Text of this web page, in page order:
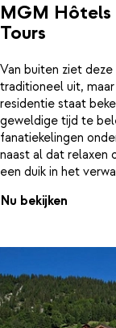
MGM Hôtels
Tours
Van buiten ziet
traditioneel uit,
residentie staat
geweldige tijd te
fanatiekelingen
naast al dat relaxen
een duik in het
Nu bekijken